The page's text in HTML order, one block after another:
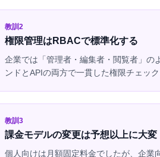
教訓2
権限管理はRBACで標準化する
企業では「管理者・編集者・閲覧者」の
ンドとAPIの両方で一貫した権限チェッ
教訓3
課金モデルの変更は予想以上に大変
個人向けは月額固定料金でしたが、企業